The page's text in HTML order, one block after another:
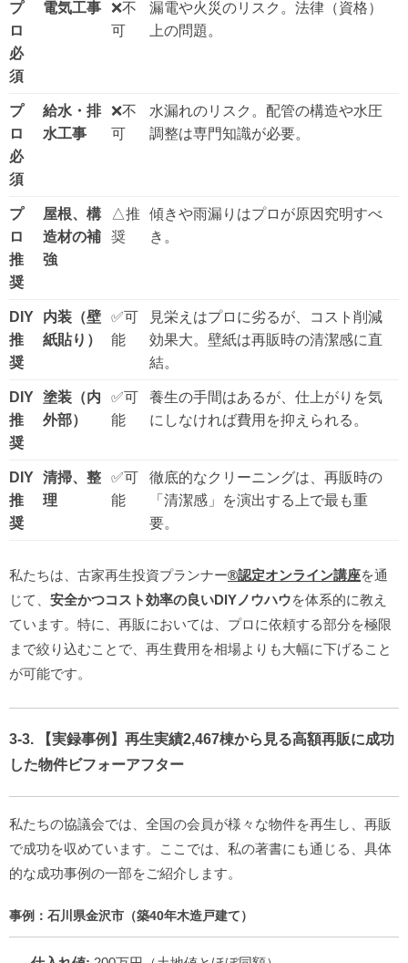
プ
ロ
必
須
電気工事
❌不
可
漏電や火災のリスク。法律（資格）
上の問題。
プ
ロ
必
須
給水・排
水工事
❌不
可
水漏れのリスク。配管の構造や水圧
調整は専門知識が必要。
プ
ロ
推
奨
屋根、構
造材の補
強
△推
奨
傾きや雨漏りはプロが原因究明すべ
き。
DIY
推
奨
内装（壁
紙貼り）
✅可
能
見栄えはプロに劣るが、コスト削減
効果大。壁紙は再販時の清潔感に直
結。
DIY
推
奨
塗装（内
外部）
✅可
能
養生の手間はあるが、仕上がりを気
にしなければ費用を抑えられる。
DIY
推
奨
清掃、整
理
✅可
能
徹底的なクリーニングは、再販時の
「清潔感」を演出する上で最も重
要。
私たちは、古家再生投資プランナー®️認定オンライン講座を通
じて、 安全かつコスト効率の良いDIYノウハウを体系的に教え
ています。特に、再販においては、プロに依頼する部分を極限
まで絞り込むことで、再生費用を相場よりも大幅に下げること
が可能です。
3-3. 【実録事例】再生実績2,467棟から見る高額再販に成功
した物件ビフォーアフター
私たちの協議会では、全国の会員が様々な物件を再生し、再販
で成功を収めています。ここでは、私の著書にも通じる、具体
的な成功事例の一部をご紹介します。
事例：石川県金沢市（築40年木造戸建て）